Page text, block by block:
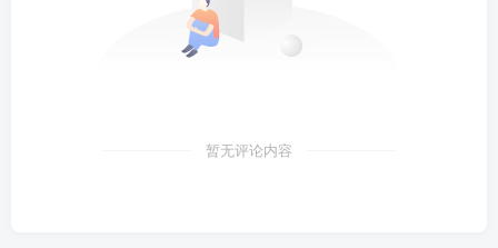
暂无评论内容